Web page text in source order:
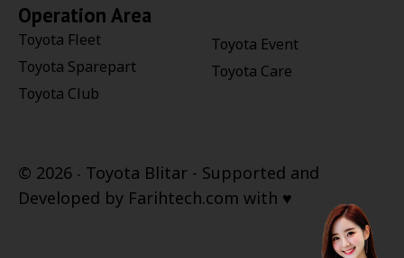
Operation Area
Toyota Fleet
Toyota Sparepart
Toyota Club
Toyota Event
Toyota Care
© 2026 ‧ Toyota Blitar - Supported and
Developed by Farihtech.com with ♥